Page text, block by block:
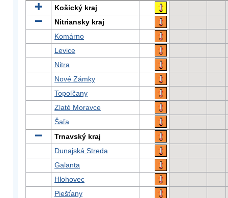
Košický kraj
Nitriansky kraj
Komárno
Levice
Nitra
Nové Zámky
Topoľčany
Zlaté Moravce
Šaľa
Trnavský kraj
Dunajská Streda
Galanta
Hlohovec
Piešťany